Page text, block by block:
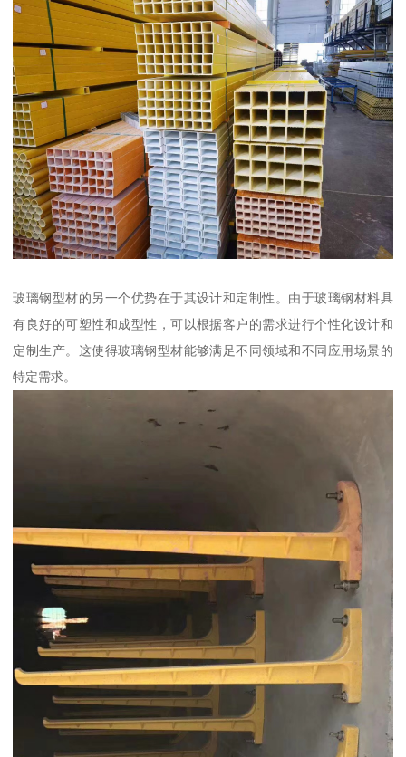
玻璃钢型材的另一个优势在于其设计和定制性。由于玻璃钢材料具
有良好的可塑性和成型性，可以根据客户的需求进行个性化设计和
定制生产。这使得玻璃钢型材能够满足不同领域和不同应用场景的
特定需求。